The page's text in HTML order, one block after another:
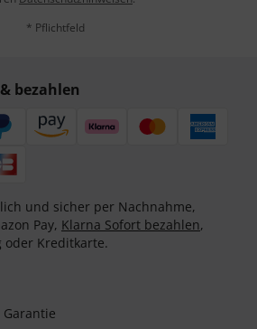
* Pflichtfeld
bezahlen
und sicher per Nachnahme,
Pay, Klarna Sofort bezahlen,
oder Kreditkarte.
Garantie